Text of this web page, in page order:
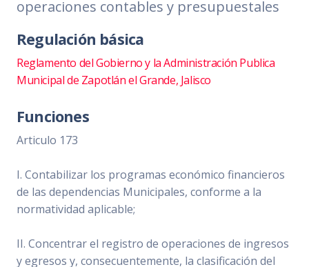
operaciones contables y presupuestales
Regulación básica
Reglamento del Gobierno y la Administración Publica
Municipal de Zapotlán el Grande, Jalisco
Funciones
Articulo 173
I. Contabilizar los programas económico financieros
de las dependencias Municipales, conforme a la
normatividad aplicable;
II. Concentrar el registro de operaciones de ingresos
y egresos y, consecuentemente, la clasificación del